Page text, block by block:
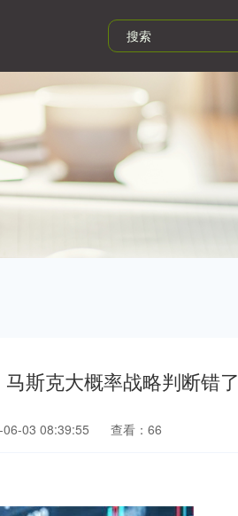
斯克大概率战略判断错了
06-03 08:39:55 查看：66